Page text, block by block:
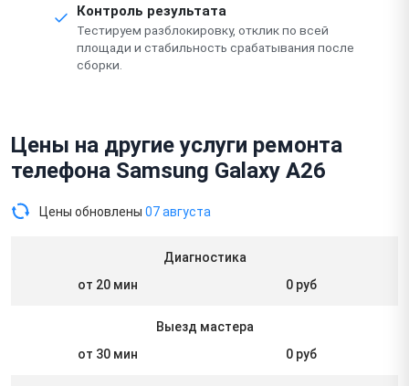
Контроль результата
Тестируем разблокировку, отклик по всей
площади и стабильность срабатывания после
сборки.
Цены на другие услуги ремонта
телефона Samsung Galaxy A26
Цены обновлены 07 августа
Диагностика
от 20 мин
0 руб
Выезд мастера
от 30 мин
0 руб